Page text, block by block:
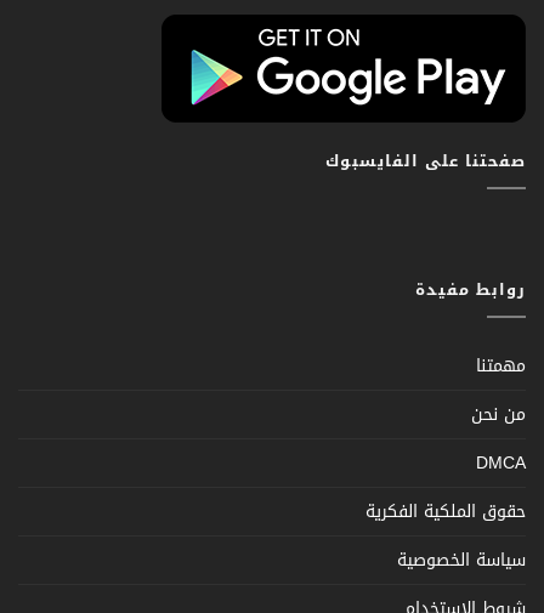
صفحتنا على الفايسبوك
روابط مفيدة
مهمتنا
من نحن
DMCA
حقوق الملكية الفكرية
سياسة الخصوصية